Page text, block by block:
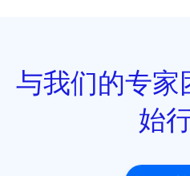
与我们的专家
始